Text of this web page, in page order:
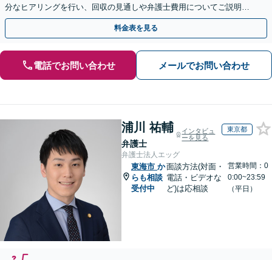
分なヒアリングを行い、回収の見通しや弁護士費用についてご説明し
ます。一人で悩まずにご相談を【初回相談無料】
料金表を見る
電話でお問い合わせ メールでお問い合わせ
浦川 祐輔
弁護士
インタビュ
ーを見る
東京都
弁護士法人エッグ
東海市 か
らも相談
受付中
面談方法(対面・
電話・ビデオな
ど)は応相談
営業時間：0
0:00~23:59
（平日）